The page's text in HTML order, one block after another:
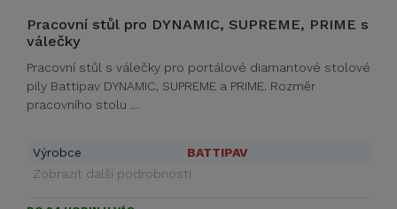
Pracovní stůl pro DYNAMIC, SUPREME, PRIME s
válečky
Pracovní stůl s válečky pro portálové diamantové stolové
pily Battipav DYNAMIC, SUPREME a PRIME. Rozměr
pracovního stolu …
Výrobce
BATTIPAV
Zobrazit další podrobnosti